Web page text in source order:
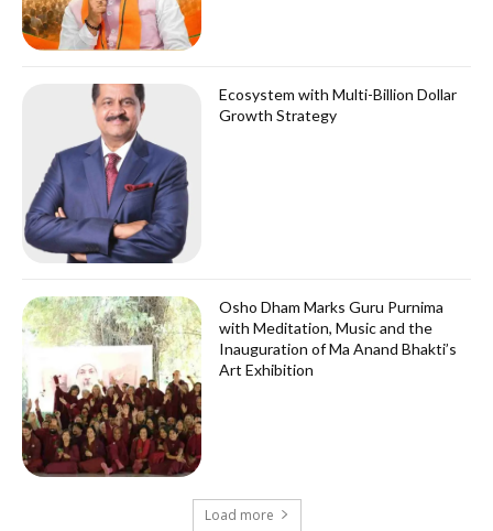
Ecosystem with Multi-Billion Dollar
Growth Strategy
Osho Dham Marks Guru Purnima
with Meditation, Music and the
Inauguration of Ma Anand Bhakti’s
Art Exhibition
Load more